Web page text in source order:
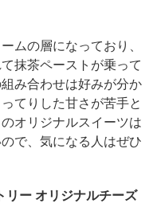
ムの層になっており、
抹茶ペーストが乗って
み合わせは好みが分か
てりした甘さが苦手と
オリジナルスイーツは
で、気になる人はぜひ
ー オリジナルチーズ